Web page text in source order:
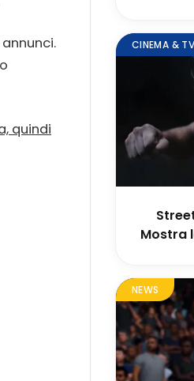
quindi
CINEMA & TV
Mostra
NEWS